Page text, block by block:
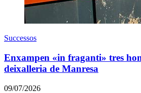
Successos
Enxampen «in fraganti» tres
deixalleria de Manresa
09/07/2026